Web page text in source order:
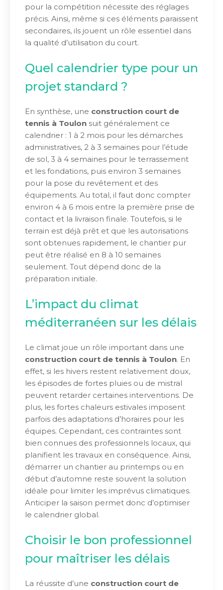
pour la compétition nécessite des réglages
précis. Ainsi, même si ces éléments paraissent
secondaires, ils jouent un rôle essentiel dans
la qualité d’utilisation du court.
Quel calendrier type pour un
projet standard ?
En synthèse, une construction court de
tennis à Toulon suit généralement ce
calendrier : 1 à 2 mois pour les démarches
administratives, 2 à 3 semaines pour l’étude
de sol, 3 à 4 semaines pour le terrassement
et les fondations, puis environ 3 semaines
pour la pose du revêtement et des
équipements. Au total, il faut donc compter
environ 4 à 6 mois entre la première prise de
contact et la livraison finale. Toutefois, si le
terrain est déjà prêt et que les autorisations
sont obtenues rapidement, le chantier pur
peut être réalisé en 8 à 10 semaines
seulement. Tout dépend donc de la
préparation initiale.
L’impact du climat
méditerranéen sur les délais
Le climat joue un rôle important dans une
construction court de tennis à Toulon. En
effet, si les hivers restent relativement doux,
les épisodes de fortes pluies ou de mistral
peuvent retarder certaines interventions. De
plus, les fortes chaleurs estivales imposent
parfois des adaptations d’horaires pour les
équipes. Cependant, ces contraintes sont
bien connues des professionnels locaux, qui
planifient les travaux en conséquence. Ainsi,
démarrer un chantier au printemps ou en
début d’automne reste souvent la solution
idéale pour limiter les imprévus climatiques.
Anticiper la saison permet donc d’optimiser
le calendrier global.
Choisir le bon professionnel
pour maîtriser les délais
La réussite d’une construction court de